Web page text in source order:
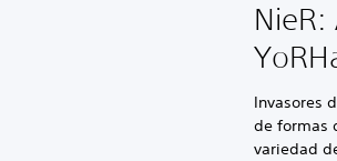
Invasores
de formas
variedad